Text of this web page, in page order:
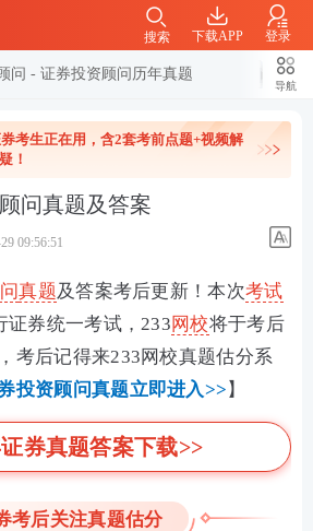
下载APP 登录
搜索
问 - 证券投资顾问历年真题
导航
考生正在用，含2套考前点题+视频解
！
问真题及答案
09:56:51
真题及答案考后更新！本次考试
证券统一考试，233网校将于考后
考后记得来233网校真题估分系
投资顾问真题立即进入>> 】
券真题答案下载>>
考后关注真题估分